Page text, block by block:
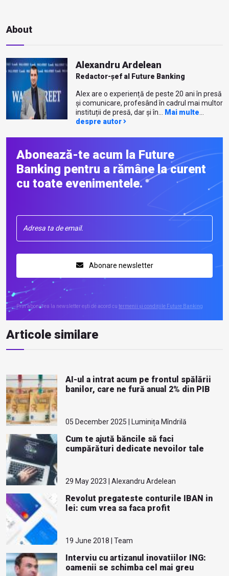
About
Alexandru Ardelean
Redactor-șef al Future Banking
Alex are o experiență de peste 20 ani în presă
și comunicare, profesând în cadrul mai multor
instituții de presă, dar și în... Mai multe
despre autor
Abonează-te acum la Future
Banking pentru a rămâne la curent
cu toate evenimentele.
Abonare newsletter
Prin abonarea la newsletter ești de acord cu termenii și condițiile Future Banking
Articole similare
AI-ul a intrat acum pe frontul spălării
banilor, care ne fură anual 2% din PIB
05 December 2025 | Luminița Mîndrilă
Cum te ajută băncile să faci
cumpărături dedicate nevoilor tale
29 May 2023 | Alexandru Ardelean
Revolut pregateste conturile IBAN in
lei: cum vrea sa faca profit
19 June 2018 | Team
Interviu cu artizanul inovatiilor ING:
oamenii se schimba cel mai greu